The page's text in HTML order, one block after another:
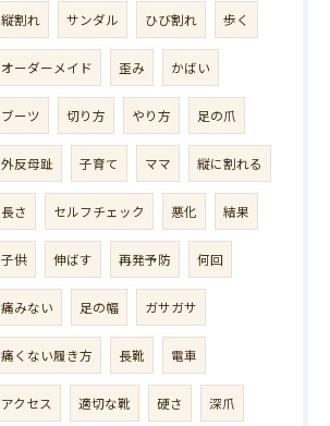
縦割れ サンダル ひび割れ 歩く
オーダーメイド 歪み かばい
ブーツ 切り方 やり方 足の爪
外反母趾 子育て ママ 縦に割れる
長さ セルフチェック 悪化 結果
子供 伸ばす 再発予防 何回
痛みない 足の幅 ガサガサ
痛くない履き方 長靴 電車
アクセス 適切な靴 硬さ 深爪